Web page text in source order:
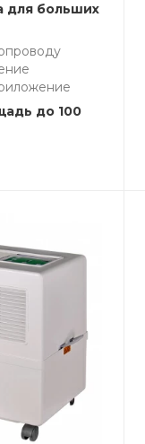
для больших
до 100